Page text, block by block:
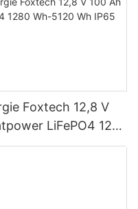
Foxtech 12,8 V
LiFePO4 1280